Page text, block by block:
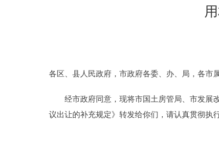
政务服务
各区、县人民政府，市政府各委、办、局，各市
经市政府同意，现将市国土房管局、市发展改
议出让的补充规定》转发给你们，请认真贯彻执